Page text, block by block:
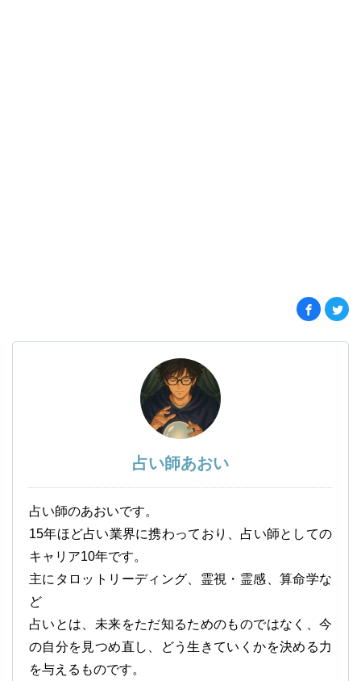
占い師あおい
占い師のあおいです。
15年ほど占い業界に携わっており、占い師としての
キャリア10年です。
主にタロットリーディング、霊視・霊感、算命学な
ど
占いとは、未来をただ知るためのものではなく、今
の自分を見つめ直し、どう生きていくかを決める力
を与えるものです。